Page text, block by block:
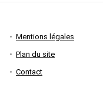
Mentions légales
Plan du site
Contact